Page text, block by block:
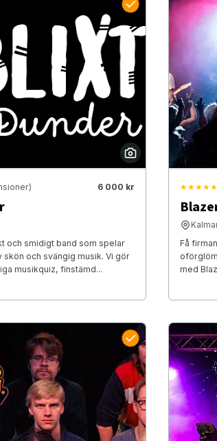
6 000 kr
och smidigt band som spelar
skön och svängig musik. Vi gör
musikquiz, finstämd...
★★★★★
Få
med